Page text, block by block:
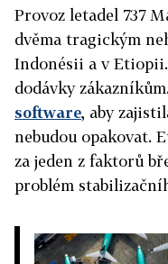
Provoz letadel 737
dvěma tragickým
Indonésii a v
dodávky
software, aby
nebudou opakovat.
za jeden z faktorů
problém